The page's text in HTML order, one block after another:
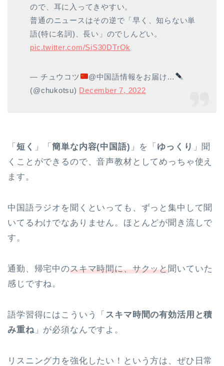
ので、耳に入ってきやすい。
普通のニュースはその逆で「早く、知らない単
語(特に名詞)、長い」のでしんどい。
pic.twitter.com/SiS30DTrOk
— チュウコツ
@中国語情報をお届け…
(@chukotsu) December 7, 2022
「 短く 」「簡単な内容(中国語) 」を「 ゆっくり 」聞
くことができるので、音声教材としてめっちゃ使え
ます。
中国語ラジオを聞くといっても、ずっと集中して聞
いてるわけでなありません。ほとんどが聞き流しで
す。
通勤、帰宅中のスキマ時間に、サクッと聞いていた
感じですね。
語学習得にはこういう「 スキマ時間の有効活用と積
み重ね」が必須なんですよ。
リスニング力を強化したい！という方は、ぜひ日常